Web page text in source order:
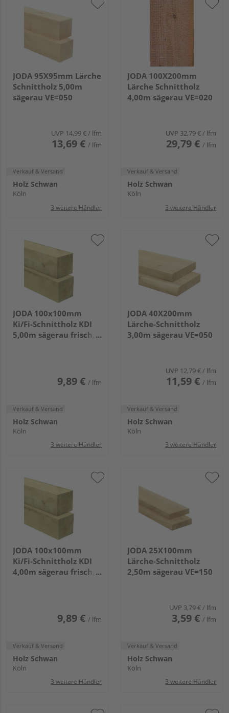
JODA 95X95mm Lärche
Schnittholz 5,00m
sägerau VE=050
UVP 14,99 €/ lfm
13,69 € / lfm
Verkauf & Versand
Holz Schwan
Köln
3 weitere Händler
JODA 100X200mm
Lärche Schnittholz
4,00m sägerau VE=020
UVP 32,79 €/ lfm
29,79 € / lfm
Verkauf & Versand
Holz Schwan
Köln
3 weitere Händler
JODA 100x100mm
Ki/Fi-Schnittholz KDI
5,00m sägerau frisch,
9,89 € / lfm
Verkauf & Versand
Holz Schwan
Köln
3 weitere Händler
JODA 40X200mm
Lärche-Schnittholz
3,00m sägerau VE=050
UVP 12,79 €/ lfm
11,59 € / lfm
Verkauf & Versand
Holz Schwan
Köln
3 weitere Händler
JODA 100x100mm
Ki/Fi-Schnittholz KDI
4,00m sägerau frisch,
9,89 € / lfm
Verkauf & Versand
Holz Schwan
Köln
3 weitere Händler
JODA 25X100mm
Lärche-Schnittholz
2,50m sägerau VE=150
UVP 3,79 €/ lfm
3,59 € / lfm
Verkauf & Versand
Holz Schwan
Köln
3 weitere Händler